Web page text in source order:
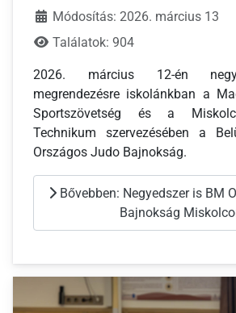
Módosítás: 2026. március 13
Találatok: 904
2026. március 12-én
megrendezésre iskolánkban a
Sportszövetség és a
Technikum szervezésében a
Országos Judo Bajnokság.
Bővebben: Negyedszer is BM
Bajnokság